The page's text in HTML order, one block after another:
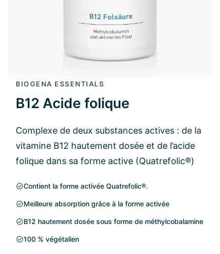
BIOGENA ESSENTIALS
B12 Acide folique
Complexe de deux substances actives : de la
vitamine B12 hautement dosée et de l’acide
folique dans sa forme active (Quatrefolic®)
Contient la forme activée Quatrefolic®.
Meilleure absorption grâce à la forme activée
B12 hautement dosée sous forme de méthylcobalamine
100 % végétalien